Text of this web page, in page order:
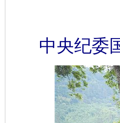
中央纪委